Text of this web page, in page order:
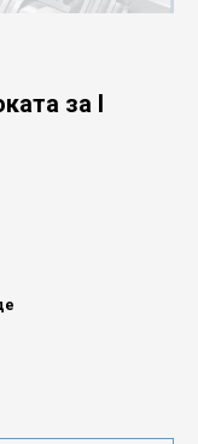
за I